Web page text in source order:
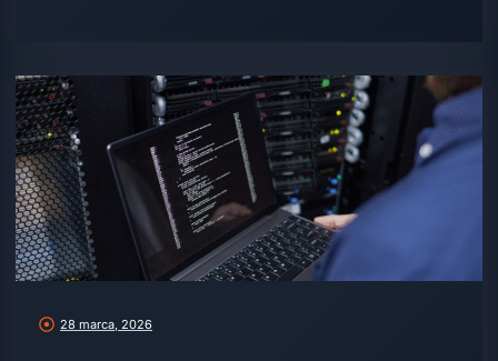
28 marca, 2026